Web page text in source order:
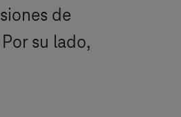
de
su lado,